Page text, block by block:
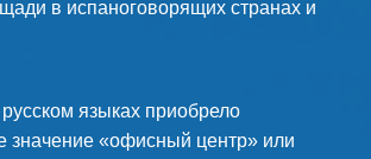
в испаноговорящих странах и
языках приобрело
значение «офисный центр» или